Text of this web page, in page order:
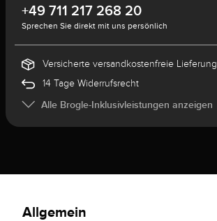
+49 711 217 268 20
Sprechen Sie direkt mit uns persönlich
Versicherte versandkostenfreie Lieferung
14 Tage Widerrufsrecht
Alle Brogle-Inklusivleistungen anzeigen
Allgemein